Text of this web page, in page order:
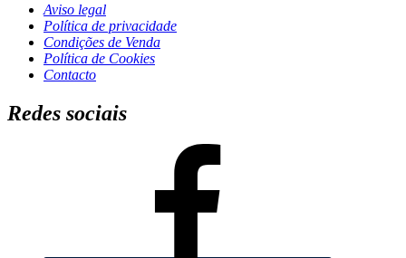
Aviso legal
Política de privacidade
Condições de Venda
Polí­tica de Cookies
Contacto
Redes sociais